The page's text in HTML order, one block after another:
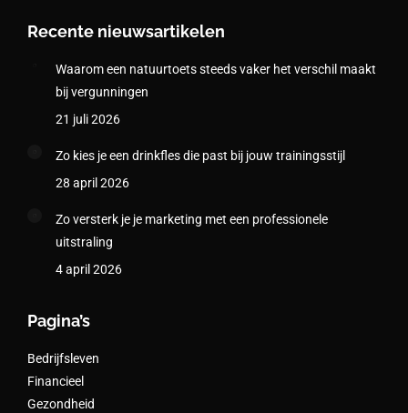
Recente nieuwsartikelen
Waarom een natuurtoets steeds vaker het verschil maakt
bij vergunningen
21 juli 2026
Zo kies je een drinkfles die past bij jouw trainingsstijl
28 april 2026
Zo versterk je je marketing met een professionele
uitstraling
4 april 2026
Pagina’s
Bedrijfsleven
Financieel
Gezondheid